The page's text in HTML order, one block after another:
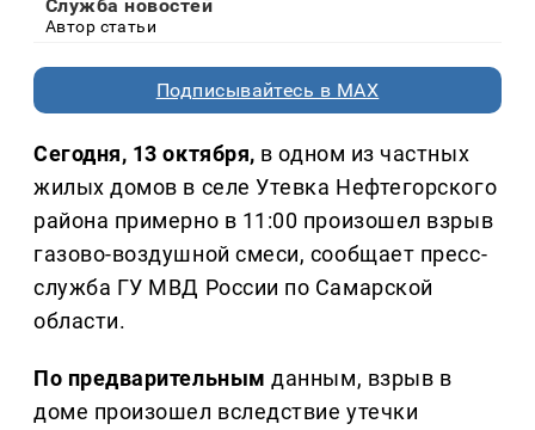
Служба новостей
Автор статьи
Подписывайтесь в MAX
Сегодня, 13 октября, в одном из частных
жилых домов в селе Утевка Нефтегорского
района примерно в 11:00 произошел взрыв
газово-воздушной смеси, сообщает пресс-
служба ГУ МВД России по Самарской
области.
По предварительным данным, взрыв в
доме произошел вследствие утечки